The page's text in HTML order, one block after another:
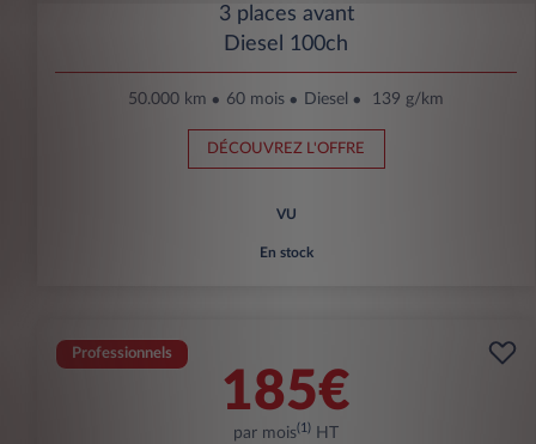
3 places avant
Diesel 100ch
50.000 km 60 mois Diesel 139 g/km
DÉCOUVREZ L'OFFRE
VU
En stock
Professionnels
185€
par mois(1) HT